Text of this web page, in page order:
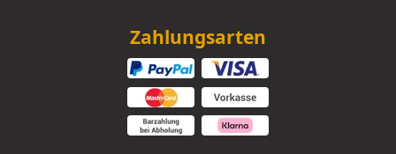
Zahlungsarten